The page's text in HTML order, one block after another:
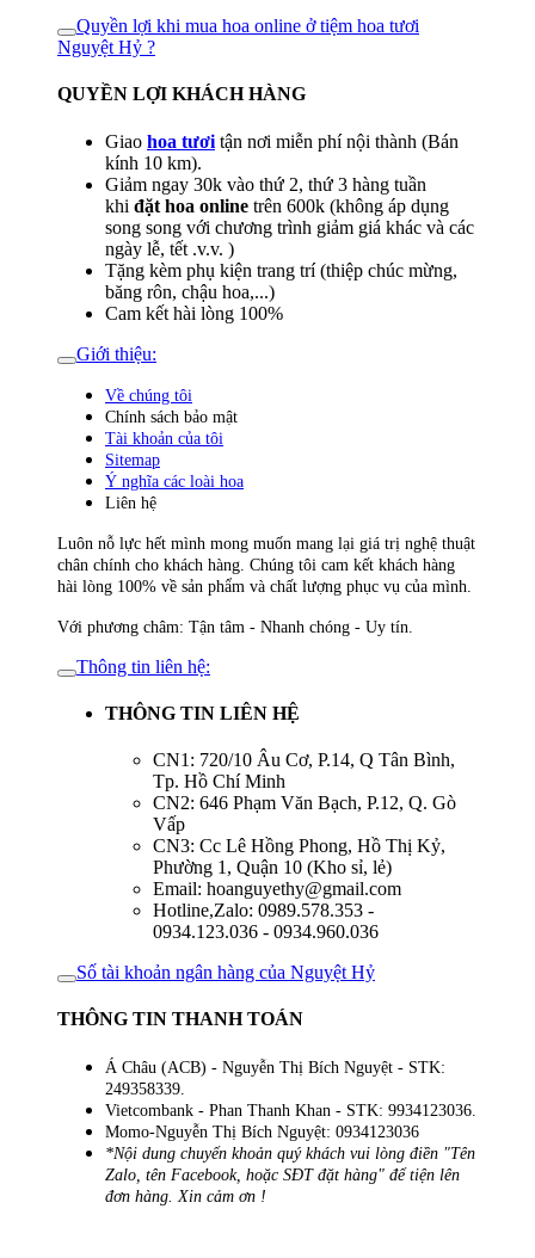
Quyền lợi khi mua hoa online ở tiệm hoa tươi
Nguyệt Hỷ ?
QUYỀN LỢI KHÁCH HÀNG
Giao hoa tươi tận nơi miễn phí nội thành (Bán
kính 10 km).
Giảm ngay 30k vào thứ 2, thứ 3 hàng tuần
khi đặt hoa online trên 600k (không áp dụng
song song với chương trình giảm giá khác và các
ngày lễ, tết .v.v. )
Tặng kèm phụ kiện trang trí (thiệp chúc mừng,
băng rôn, chậu hoa,...)
Cam kết hài lòng 100%
Giới thiệu:
Về chúng tôi
Chính sách bảo mật
Tài khoản của tôi
Sitemap
Ý nghĩa các loài hoa
Liên hệ
Luôn nỗ lực hết mình mong muốn mang lại giá trị nghệ thuật
chân chính cho khách hàng. Chúng tôi cam kết khách hàng
hài lòng 100% về sản phẩm và chất lượng phục vụ của mình.
Với phương châm: Tận tâm - Nhanh chóng - Uy tín.
Thông tin liên hệ:
THÔNG TIN LIÊN HỆ
CN1: 720/10 Âu Cơ, P.14, Q Tân Bình,
Tp. Hồ Chí Minh
CN2: 646 Phạm Văn Bạch, P.12, Q. Gò
Vấp
CN3: Cc Lê Hồng Phong, Hồ Thị Kỷ,
Phường 1, Quận 10 (Kho sỉ, lẻ)
Email: hoanguyethy@gmail.com
Hotline,Zalo: 0989.578.353 -
0934.123.036 - 0934.960.036
Số tài khoản ngân hàng của Nguyệt Hỷ
THÔNG TIN THANH TOÁN
Á Châu (ACB) - Nguyễn Thị Bích Nguyệt - STK:
249358339.
Vietcombank - Phan Thanh Khan - STK: 9934123036.
Momo-Nguyễn Thị Bích Nguyệt: 0934123036
*Nội dung chuyển khoản quý khách vui lòng điền "Tên
Zalo, tên Facebook, hoặc SĐT đặt hàng" để tiện lên
đơn hàng. Xin cảm ơn !